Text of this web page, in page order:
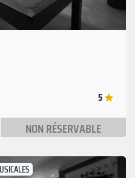
5
NON RÉSERVABLE